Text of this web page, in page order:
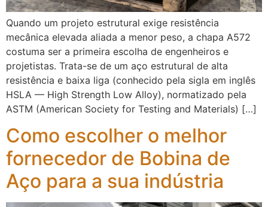
Quando um projeto estrutural exige resistência
mecânica elevada aliada a menor peso, a chapa A572
costuma ser a primeira escolha de engenheiros e
projetistas. Trata-se de um aço estrutural de alta
resistência e baixa liga (conhecido pela sigla em inglês
HSLA — High Strength Low Alloy), normatizado pela
ASTM (American Society for Testing and Materials) […]
Como escolher o melhor
fornecedor de Bobina de
Aço para a sua indústria